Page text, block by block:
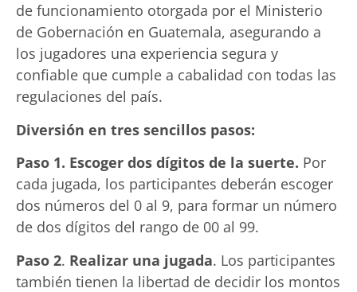
de funcionamiento otorgada por el Ministerio
de Gobernación en Guatemala, asegurando a
los jugadores una experiencia segura y
confiable que cumple a cabalidad con todas las
regulaciones del país.
Diversión en tres sencillos pasos:
Paso 1. Escoger dos dígitos de la suerte. Por
cada jugada, los participantes deberán escoger
dos números del 0 al 9, para formar un número
de dos dígitos del rango de 00 al 99.
Paso 2. Realizar una jugada. Los participantes
también tienen la libertad de decidir los montos